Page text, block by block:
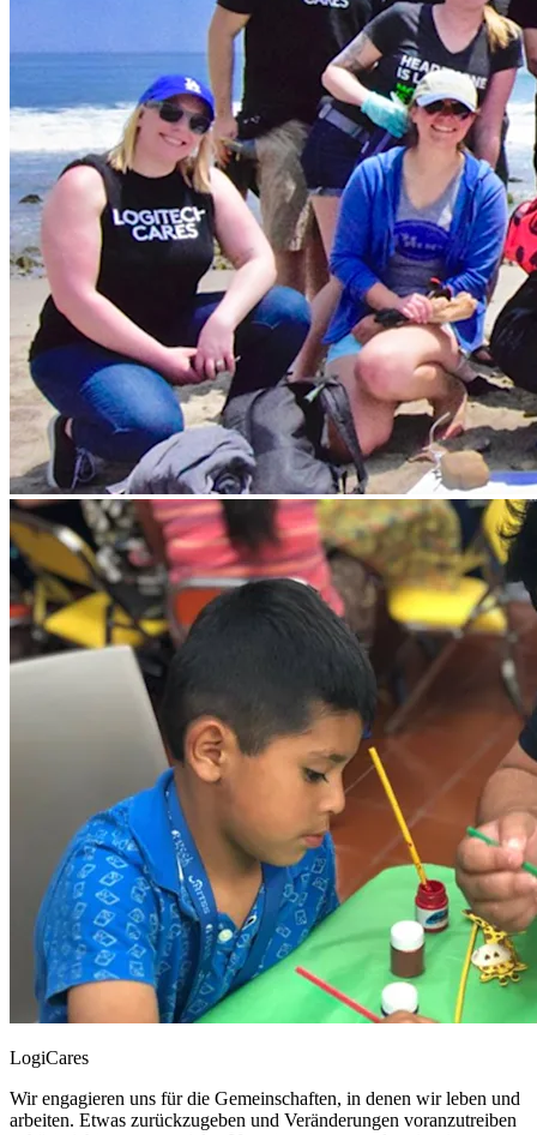
LogiCares
Wir engagieren uns für die Gemeinschaften, in denen wir leben und
arbeiten. Etwas zurückzugeben und Veränderungen voranzutreiben